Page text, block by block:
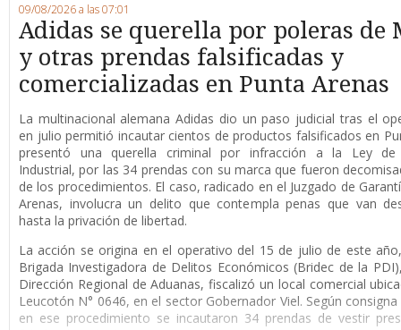
09/08/2026 a las 07:01
Adidas se querella por poleras de
y otras prendas falsificadas y
comercializadas en Punta Arenas
La multinacional alemana Adidas dio un paso judicial tras el
en julio permitió incautar cientos de productos falsificados en
presentó una querella criminal por infracción a la Ley de
Industrial, por las 34 prendas con su marca que fueron
de los procedimientos. El caso, radicado en el Juzgado de
Arenas, involucra un delito que contempla penas que van
hasta la privación de libertad.
La acción se origina en el operativo del 15 de julio de este
Brigada Investigadora de Delitos Económicos (Bridec de la
Dirección Regional de Aduanas, fiscalizó un local comercial
Leucotón N° 0646, en el sector Gobernador Viel. Según
en ese procedimiento se incautaron 34 prendas de vestir